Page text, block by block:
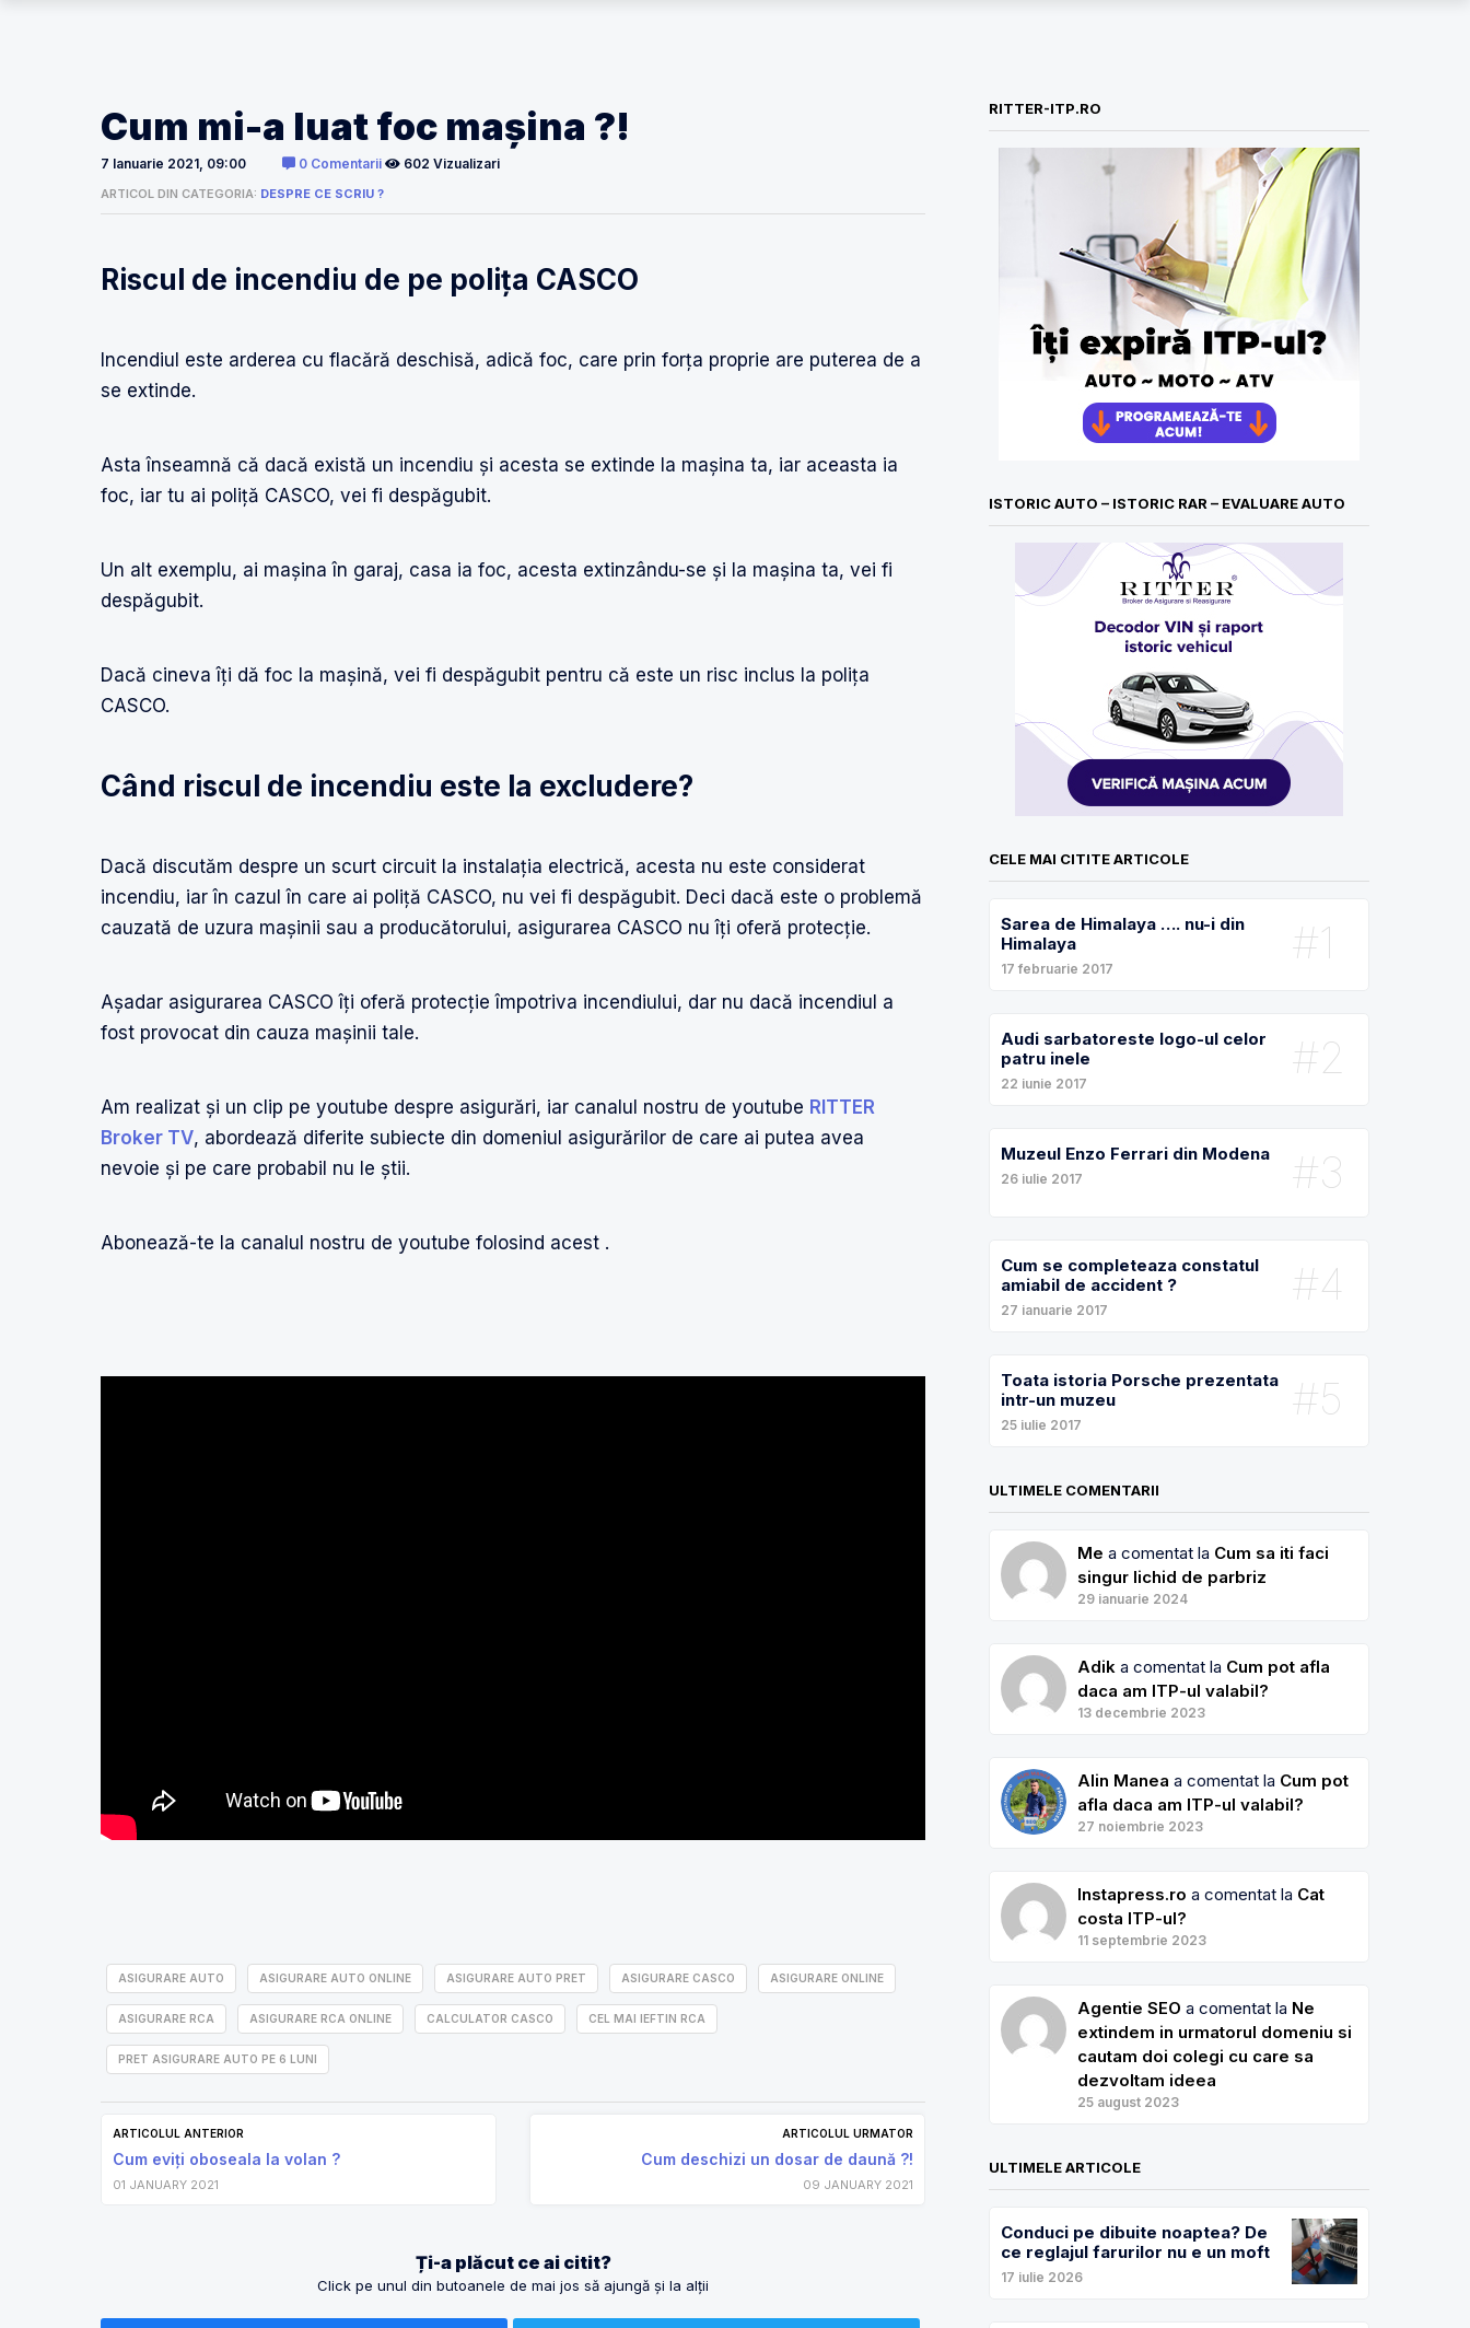
Cum mi-a luat foc mașina ?!
7 Ianuarie 2021, 09:00 0 Comentarii 602 Vizualizari
ARTICOL DIN CATEGORIA: DESPRE CE SCRIU ?
Riscul de incendiu de pe polița CASCO
Incendiul este arderea cu flacără deschisă, adică foc, care prin forța proprie are puterea de a
se extinde.
Asta înseamnă că dacă există un incendiu și acesta se extinde la mașina ta, iar aceasta ia
foc, iar tu ai poliță CASCO, vei fi despăgubit.
Un alt exemplu, ai mașina în garaj, casa ia foc, acesta extinzându-se și la mașina ta, vei fi
despăgubit.
Dacă cineva îți dă foc la mașină, vei fi despăgubit pentru că este un risc inclus la polița
CASCO.
Când riscul de incendiu este la excludere?
Dacă discutăm despre un scurt circuit la instalația electrică, acesta nu este considerat
incendiu, iar în cazul în care ai poliță CASCO, nu vei fi despăgubit. Deci dacă este o problemă
cauzată de uzura mașinii sau a producătorului, asigurarea CASCO nu îți oferă protecție.
Așadar asigurarea CASCO îți oferă protecție împotriva incendiului, dar nu dacă incendiul a
fost provocat din cauza mașinii tale.
Am realizat și un clip pe youtube despre asigurări, iar canalul nostru de youtube RITTER
Broker TV, abordează diferite subiecte din domeniul asigurărilor de care ai putea avea
nevoie și pe care probabil nu le știi.
Abonează-te la canalul nostru de youtube folosind acest .
ASIGURARE AUTO ASIGURARE AUTO ONLINE ASIGURARE AUTO PRET ASIGURARE CASCO ASIGURARE ONLINE
ASIGURARE RCA ASIGURARE RCA ONLINE CALCULATOR CASCO CEL MAI IEFTIN RCA
PRET ASIGURARE AUTO PE 6 LUNI
ARTICOLUL ANTERIOR
Cum eviți oboseala la volan ?
01 JANUARY 2021
ARTICOLUL URMATOR
Cum deschizi un dosar de daună ?!
09 JANUARY 2021
Ți-a plăcut ce ai citit?
Click pe unul din butoanele de mai jos să ajungă și la alții
RITTER-ITP.RO
ISTORIC AUTO – ISTORIC RAR – EVALUARE AUTO
CELE MAI CITITE ARTICOLE
#1
Sarea de Himalaya …. nu-i din
Himalaya
17 februarie 2017
#2
Audi sarbatoreste logo-ul celor
patru inele
22 iunie 2017
#3
Muzeul Enzo Ferrari din Modena
26 iulie 2017
#4
Cum se completeaza constatul
amiabil de accident ?
27 ianuarie 2017
#5
Toata istoria Porsche prezentata
intr-un muzeu
25 iulie 2017
ULTIMELE COMENTARII
Me a comentat la Cum sa iti faci
singur lichid de parbriz
29 ianuarie 2024
Adik a comentat la Cum pot afla
daca am ITP-ul valabil?
13 decembrie 2023
Alin Manea a comentat la Cum pot
afla daca am ITP-ul valabil?
27 noiembrie 2023
Instapress.ro a comentat la Cat
costa ITP-ul?
11 septembrie 2023
Agentie SEO a comentat la Ne
extindem in urmatorul domeniu si
cautam doi colegi cu care sa
dezvoltam ideea
25 august 2023
ULTIMELE ARTICOLE
Conduci pe dibuite noaptea? De
ce reglajul farurilor nu e un moft
17 iulie 2026